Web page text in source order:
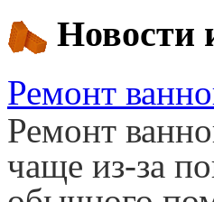
Новости
Ремонт
Ремонт
чаще из-за